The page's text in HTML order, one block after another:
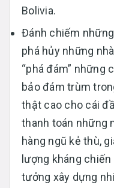
Bolivia.
Đánh chiếm
phá hủy những
“phá đám” những
bảo đám trùm
thật cao cho cái
thanh toán những
hàng ngũ kẻ thù,
lượng kháng
tưởng xây dựng